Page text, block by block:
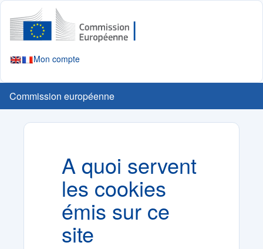
Mon compte
Commission européenne
A quoi servent
les cookies
émis sur ce
site